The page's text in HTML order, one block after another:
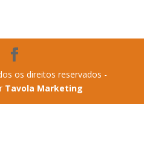
os direitos reservados -
Tavola Marketing